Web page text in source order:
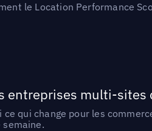
le Location Performance
entreprises multi-sites
qui change pour les